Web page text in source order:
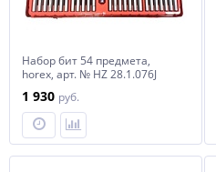
Набор бит 54 предмета,
horex, арт. № HZ 28.1.076J
1 930 руб.